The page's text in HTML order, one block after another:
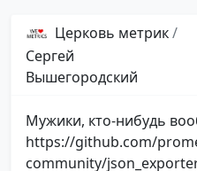
Церковь метрик/
Сергей
Вышегородский
Мужики, кто-нибудь
https://github.com/
community/